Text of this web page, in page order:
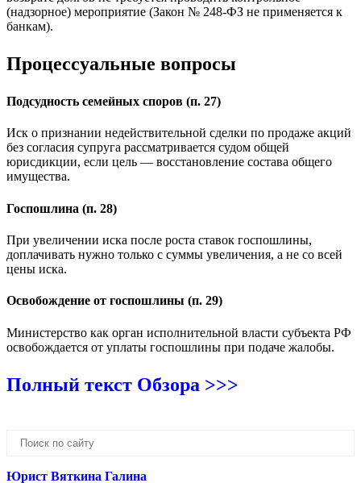
(надзорное) мероприятие (Закон № 248-ФЗ не применяется к
банкам).
Процессуальные вопросы
Подсудность семейных споров (п. 27)
Иск о признании недействительной сделки по продаже акций
без согласия супруга рассматривается судом общей
юрисдикции, если цель — восстановление состава общего
имущества.
Госпошлина (п. 28)
При увеличении иска после роста ставок госпошлины,
доплачивать нужно только с суммы увеличения, а не со всей
цены иска.
Освобождение от госпошлины (п. 29)
Министерство как орган исполнительной власти субъекта РФ
освобождается от уплаты госпошлины при подаче жалобы.
Полный текст Обзора >>>
Юрист Вяткина Галина